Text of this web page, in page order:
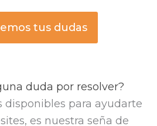
tus dudas
duda por resolver?
disponibles para ayudarte
es nuestra seña de